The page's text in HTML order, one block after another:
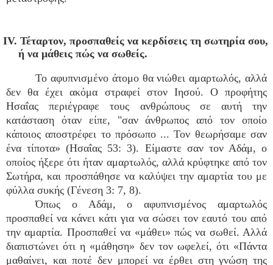
IV. Τέταρτον, προσπαθείς να κερδίσεις τη σωτηρία σου,
ή να μάθεις πώς να σωθείς.
Το αφυπνισμένο άτομο θα νιώθει αμαρτωλός, αλλά
δεν θα έχει ακόμα στραφεί στον Ιησού. Ο προφήτης
Ησαΐας περιέγραφε τους ανθρώπους σε αυτή την
κατάσταση όταν είπε, "σαν άνθρωπος από τον οποίο
κάποιος αποστρέφει το πρόσωπο ... Τον θεωρήσαμε σαν
ένα τίποτα» (Ησαΐας 53: 3). Είμαστε σαν τον Αδάμ, ο
οποίος ήξερε ότι ήταν αμαρτωλός, αλλά κρύφτηκε από τον
Σωτήρα, και προσπάθησε να καλύψει την αμαρτία του με
φύλλα συκής (Γένεση 3: 7, 8).
Όπως ο Αδάμ, ο αφυπνισμένος αμαρτωλός
προσπαθεί να κάνει κάτι για να σώσει τον εαυτό του από
την αμαρτία. Προσπαθεί να «μάθει» πώς να σωθεί. Αλλά
διαπιστώνει ότι η «μάθηση» δεν τον ωφελεί, ότι «Πάντα
μαθαίνει, και ποτέ δεν μπορεί να έρθει στη γνώση της